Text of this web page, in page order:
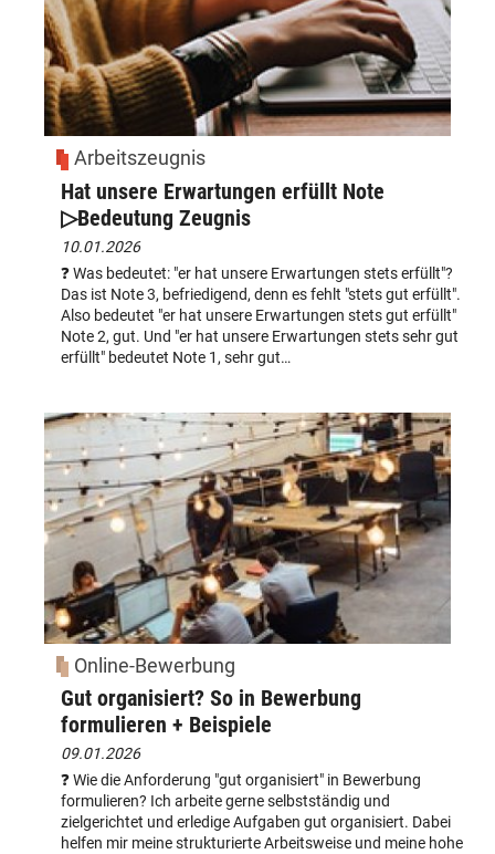
Arbeitszeugnis
Hat unsere Erwartungen erfüllt Note
▷Bedeutung Zeugnis
10.01.2026
❓ Was bedeutet: "er hat unsere Erwartungen stets erfüllt"?
Das ist Note 3, befriedigend, denn es fehlt "stets gut erfüllt".
Also bedeutet "er hat unsere Erwartungen stets gut erfüllt"
Note 2, gut. Und "er hat unsere Erwartungen stets sehr gut
erfüllt" bedeutet Note 1, sehr gut…
Online-Bewerbung
Gut organisiert? So in Bewerbung
formulieren + Beispiele
09.01.2026
❓ Wie die Anforderung "gut organisiert" in Bewerbung
formulieren? Ich arbeite gerne selbstständig und
zielgerichtet und erledige Aufgaben gut organisiert. Dabei
helfen mir meine strukturierte Arbeitsweise und meine hohe